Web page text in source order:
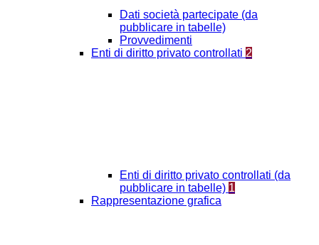
Dati società partecipate (da
pubblicare in tabelle)
Provvedimenti
Enti di diritto privato controllati 2
Enti di diritto privato controllati (da
pubblicare in tabelle) 1
Rappresentazione grafica